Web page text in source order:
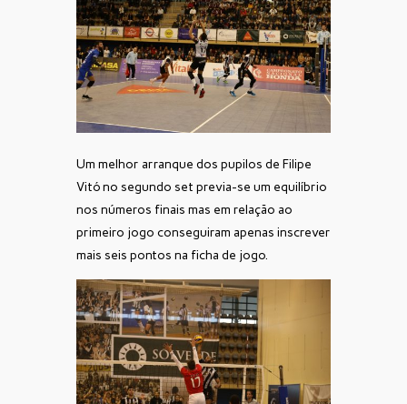
Um melhor arranque dos pupilos de Filipe
Vitó no segundo set previa-se um equilíbrio
nos números finais mas em relação ao
primeiro jogo conseguiram apenas inscrever
mais seis pontos na ficha de jogo.